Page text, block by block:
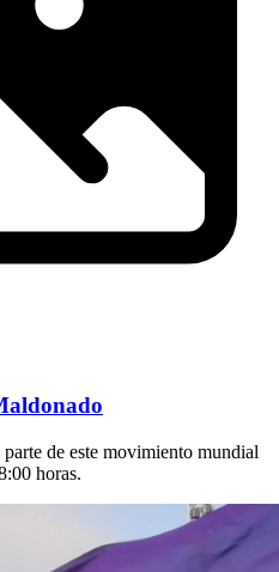
de este movimiento mundial
horas.